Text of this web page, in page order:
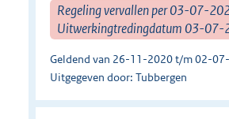
Regeling vervallen per 03-07-
Uitwerkingtredingdatum 03-07-
Geldend van 26-11-2020 t/m 02-
Uitgegeven door: Tubbergen